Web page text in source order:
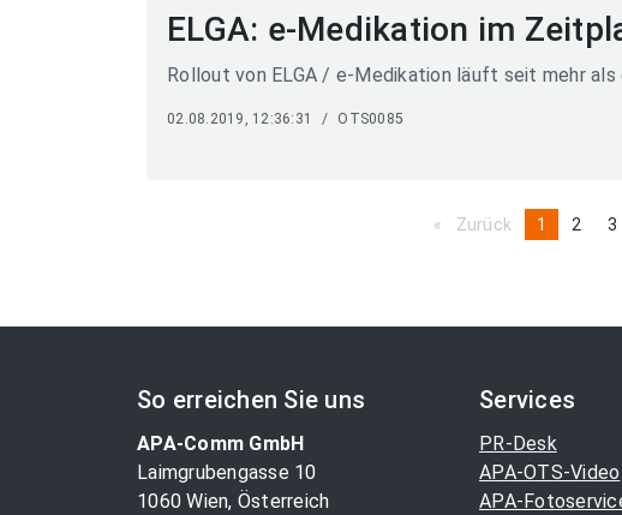
ELGA: e-Medikation im
Rollout von ELGA / e-Medikation läuft seit mehr
02.08.2019, 12:36:31 / OTS0085
Zurück pageYou're
1 page
2 3
So erreichen Sie uns
APA-Comm GmbH
Laimgrubengasse 10
1060 Wien, Österreich
Services
PR-Desk
APA-OTS-Video
APA-